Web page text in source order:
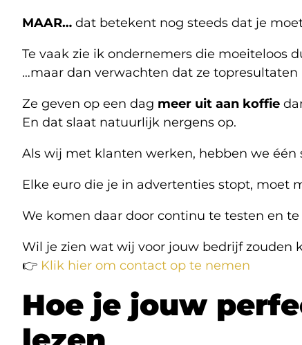
MAAR… dat betekent nog steeds dat je
Te vaak zie ik ondernemers die moeiteloos
…maar dan verwachten dat ze
Ze geven op een dag meer uit aan koffie
En dat slaat natuurlijk nergens op.
Als wij met klanten werken, hebben we één
Elke euro die je in advertenties stopt, moet
We komen daar door continu te testen en
Wil je zien wat wij voor jouw bedrijf zouden
👉 Klik hier om contact op te nemen
Hoe je jouw